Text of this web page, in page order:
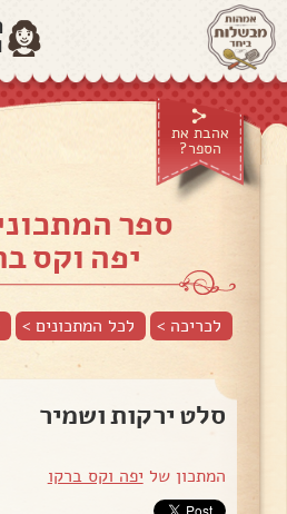
אהבת את
הספר?
ספר
יפה וקס
לכריכה > לכל המתכונים >
סלט ירקות ושמיר
המתכון של יפה וקס ברקו